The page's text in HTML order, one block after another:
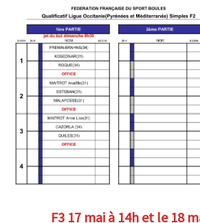
F3 17 mai à 14het le 18